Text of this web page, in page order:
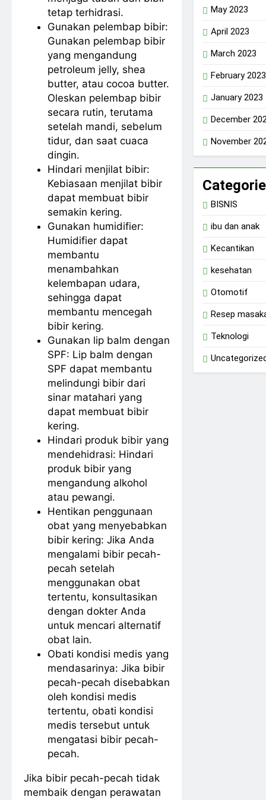
tetap terhidrasi.
Gunakan pelembap bibir:
Gunakan pelembap bibir
yang mengandung
petroleum jelly, shea
butter, atau cocoa butter.
Oleskan pelembap bibir
secara rutin, terutama
setelah mandi, sebelum
tidur, dan saat cuaca
dingin.
Hindari menjilat bibir:
Kebiasaan menjilat bibir
dapat membuat bibir
semakin kering.
Gunakan humidifier:
Humidifier dapat
membantu
menambahkan
kelembapan udara,
sehingga dapat
membantu mencegah
bibir kering.
Gunakan lip balm dengan
SPF: Lip balm dengan
SPF dapat membantu
melindungi bibir dari
sinar matahari yang
dapat membuat bibir
kering.
Hindari produk bibir yang
mendehidrasi: Hindari
produk bibir yang
mengandung alkohol
atau pewangi.
Hentikan penggunaan
obat yang menyebabkan
bibir kering: Jika Anda
mengalami bibir pecah-
pecah setelah
menggunakan obat
tertentu, konsultasikan
dengan dokter Anda
untuk mencari alternatif
obat lain.
Obati kondisi medis yang
mendasarinya: Jika bibir
pecah-pecah disebabkan
oleh kondisi medis
tertentu, obati kondisi
medis tersebut untuk
mengatasi bibir pecah-
pecah.
Jika bibir pecah-pecah tidak
membaik dengan perawatan
May 2023
April 2023
March 2023
February 2023
January 2023
December
November
BISNIS
ibu dan anak
Kecantikan
kesehatan
Otomotif
Resep
Teknologi